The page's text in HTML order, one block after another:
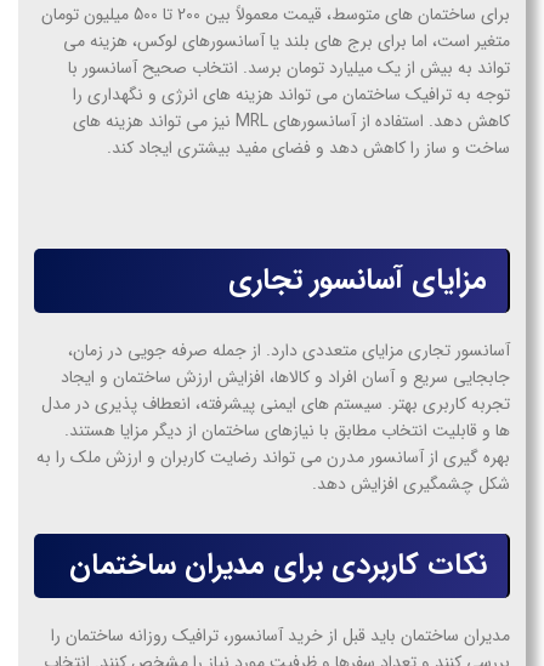
برای ساختمان های متوسط، قیمت معمولاً بین 200 تا 500 میلیون تومان
متغیر است، اما برای برج های بلند یا آسانسورهای لوکس، هزینه می
تواند به بیش از یک میلیارد تومان برسد. انتخاب صحیح آسانسور با
توجه به ترافیک ساختمان می تواند هزینه های انرژی و نگهداری را
کاهش دهد. استفاده از آسانسورهای MRL نیز می تواند هزینه های
ساخت و ساز را کاهش دهد و فضای مفید بیشتری ایجاد کند.
مزایای آسانسور تجاری
آسانسور تجاری مزایای متعددی دارد. از جمله صرفه جویی در زمان،
جابجایی سریع و آسان افراد و کالاها، افزایش ارزش ساختمان و ایجاد
تجربه کاربری بهتر. سیستم های ایمنی پیشرفته، انعطاف پذیری در مدل
ها و قابلیت انتخاب مطابق با نیازهای ساختمان از دیگر مزایا هستند.
بهره گیری از آسانسور مدرن می تواند رضایت کاربران و ارزش ملک را به
شکل چشمگیری افزایش دهد.
نکات کاربردی برای مدیران ساختمان
مدیران ساختمان باید قبل از خرید آسانسور، ترافیک روزانه ساختمان را